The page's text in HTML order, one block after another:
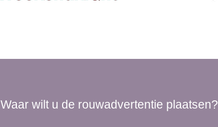
Waar wilt u de rouwadvertentie plaatsen?